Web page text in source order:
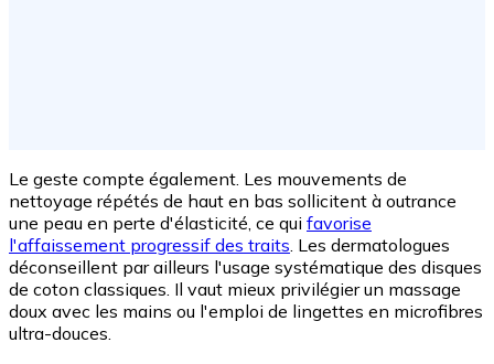
Le geste compte également. Les mouvements de
nettoyage répétés de haut en bas sollicitent à outrance
une peau en perte d'élasticité, ce qui favorise
l'affaissement progressif des traits . Les dermatologues
déconseillent par ailleurs l'usage systématique des disques
de coton classiques. Il vaut mieux privilégier un massage
doux avec les mains ou l'emploi de lingettes en microfibres
ultra-douces.